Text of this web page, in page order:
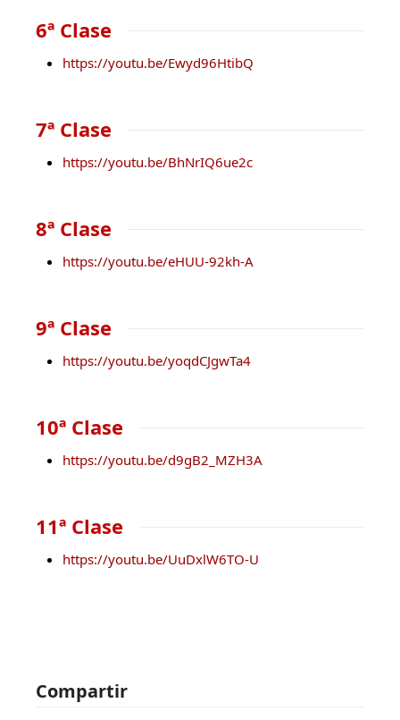
6ª Clase
https://youtu.be/Ewyd96HtibQ
7ª Clase
https://youtu.be/BhNrIQ6ue2c
8ª Clase
https://youtu.be/eHUU-92kh-A
9ª Clase
https://youtu.be/yoqdCJgwTa4
10ª Clase
https://youtu.be/d9gB2_MZH3A
11ª Clase
https://youtu.be/UuDxlW6TO-U
Compartir